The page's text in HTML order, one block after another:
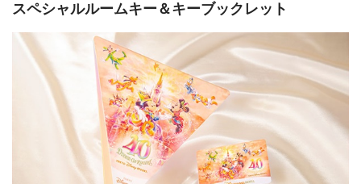
スペシャルルームキー＆キーブックレット